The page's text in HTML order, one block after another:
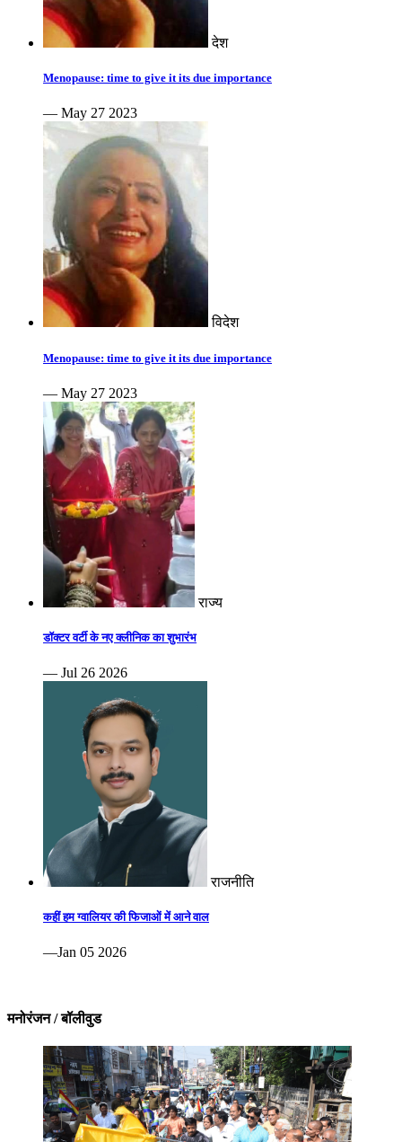
देश
Menopause: time to give it its due importance
— May 27 2023
विदेश
Menopause: time to give it its due importance
— May 27 2023
राज्य
डॉक्टर वर्टी के नए क्लीनिक का शुभारंभ
— Jul 26 2026
राजनीति
कहीं हम ग्वालियर की फिजाओं में आने वाल
—Jan 05 2026
मनोरंजन / बॉलीवुड